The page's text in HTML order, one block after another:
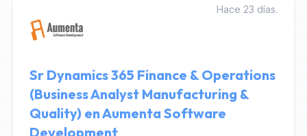
Hace 23 días.
Sr Dynamics 365 Finance & Operations
(Business Analyst Manufacturing &
Quality) en Aumenta Software
Development